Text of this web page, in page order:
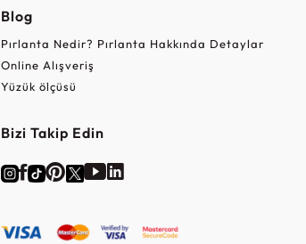
Blog
Pırlanta Nedir? Pırlanta Hakkında Detaylar
Online Alışveriş
Yüzük ölçüsü
Bizi Takip Edin